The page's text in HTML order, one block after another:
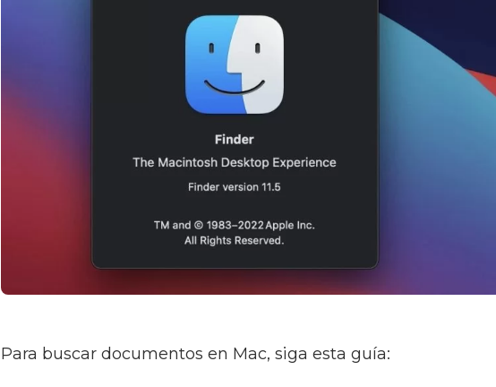
Para buscar documentos en Mac, siga esta guía: